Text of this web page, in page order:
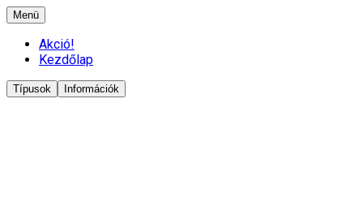
Menü
Akció!
Kezdőlap
Típusok Információk